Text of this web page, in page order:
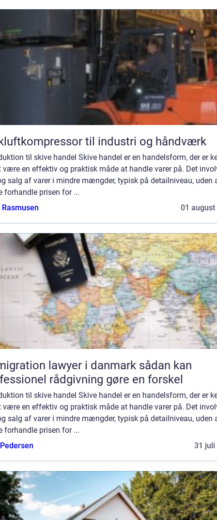
til industri og håndværk
til skive handel Skive handel er en handelsform, der er
være en effektiv og praktisk måde at handle varer på. Det
salg af varer i mindre mængder, typisk på detailniveau, uden
forhandle prisen for ...
01 august
lawyer i danmark sådan kan
rådgivning gøre en forskel
til skive handel Skive handel er en handelsform, der er
være en effektiv og praktisk måde at handle varer på. Det
salg af varer i mindre mængder, typisk på detailniveau, uden
forhandle prisen for ...
31 juli